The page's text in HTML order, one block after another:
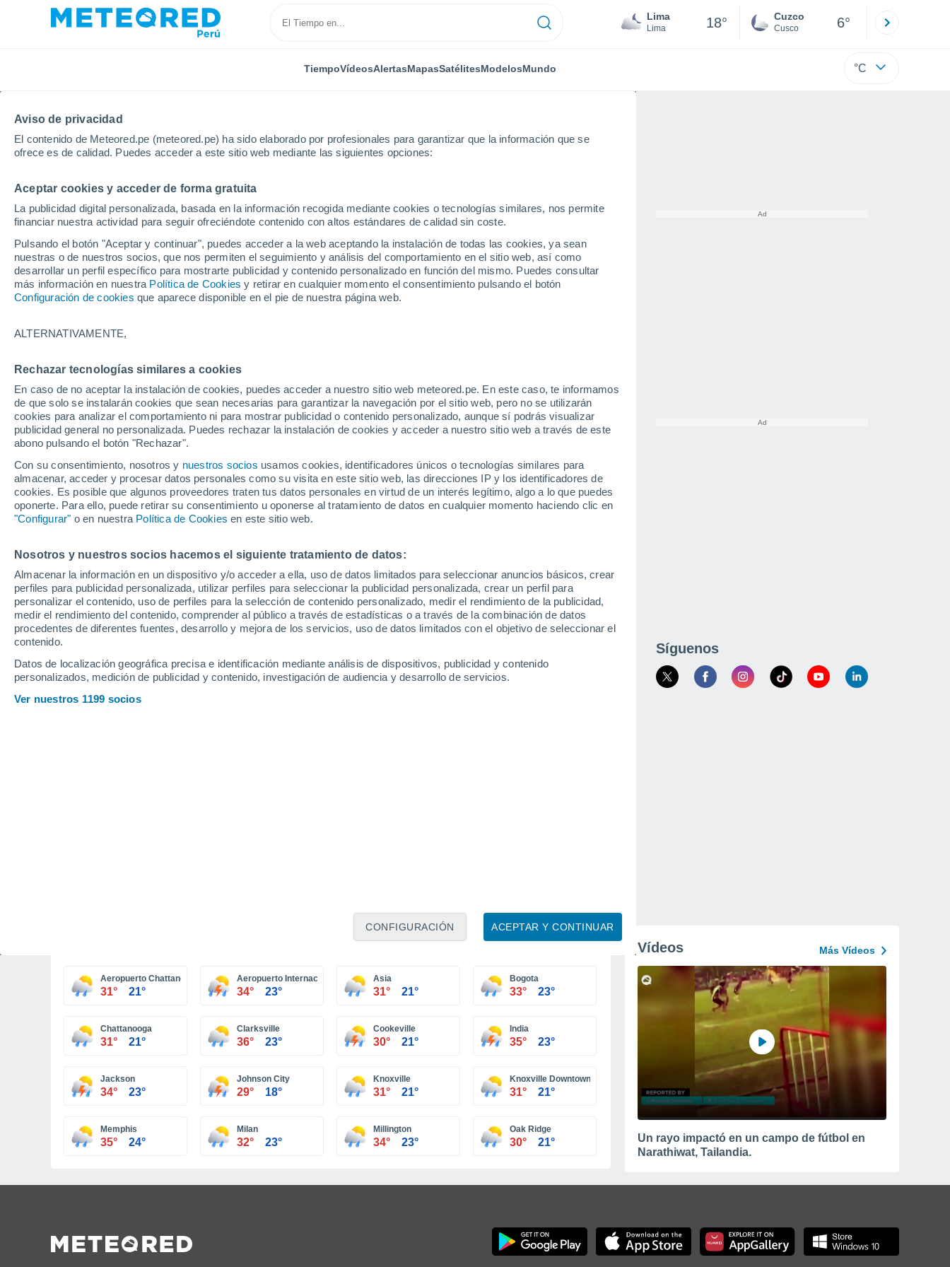
Aviso de privacidad
El contenido de Meteored.pe (meteored.pe) ha sido elaborado por profesionales para garantizar que la información que se
ofrece es de calidad. Puedes acceder a este sitio web mediante las siguientes opciones:
Aceptar cookies y acceder de forma gratuita
La publicidad digital personalizada, basada en la información recogida mediante cookies o tecnologías similares, nos permite
financiar nuestra actividad para seguir ofreciéndote contenido con altos estándares de calidad sin coste.
Pulsando el botón "Aceptar y continuar", puedes acceder a la web aceptando la instalación de todas las cookies, ya sean
nuestras o de nuestros socios, que nos permiten el seguimiento y análisis del comportamiento en el sitio web, así como
desarrollar un perfil específico para mostrarte publicidad y contenido personalizado en función del mismo. Puedes consultar
más información en nuestra Política de Cookies y retirar en cualquier momento el consentimiento pulsando el botón
Configuración de cookies que aparece disponible en el pie de nuestra página web.
ALTERNATIVAMENTE,
Rechazar tecnologías similares a cookies
En caso de no aceptar la instalación de cookies, puedes acceder a nuestro sitio web meteored.pe. En este caso, te informamos
de que solo se instalarán cookies que sean necesarias para garantizar la navegación por el sitio web, pero no se utilizarán
cookies para analizar el comportamiento ni para mostrar publicidad o contenido personalizado, aunque sí podrás visualizar
publicidad general no personalizada. Puedes rechazar la instalación de cookies y acceder a nuestro sitio web a través de este
abono pulsando el botón "Rechazar".
Con su consentimiento, nosotros y nuestros socios usamos cookies, identificadores únicos o tecnologías similares para
almacenar, acceder y procesar datos personales como su visita en este sitio web, las direcciones IP y los identificadores de
cookies. Es posible que algunos proveedores traten tus datos personales en virtud de un interés legítimo, algo a lo que puedes
oponerte. Para ello, puede retirar su consentimiento u oponerse al tratamiento de datos en cualquier momento haciendo clic en
"Configurar" o en nuestra Política de Cookies en este sitio web.
Nosotros y nuestros socios hacemos el siguiente tratamiento de datos:
Almacenar la información en un dispositivo y/o acceder a ella, uso de datos limitados para seleccionar anuncios básicos, crear
perfiles para publicidad personalizada, utilizar perfiles para seleccionar la publicidad personalizada, crear un perfil para
personalizar el contenido, uso de perfiles para la selección de contenido personalizado, medir el rendimiento de la publicidad,
medir el rendimiento del contenido, comprender al público a través de estadísticas o a través de la combinación de datos
procedentes de diferentes fuentes, desarrollo y mejora de los servicios, uso de datos limitados con el objetivo de seleccionar el
contenido.
Datos de localización geográfica precisa e identificación mediante análisis de dispositivos, publicidad y contenido
personalizados, medición de publicidad y contenido, investigación de audiencia y desarrollo de servicios.
Ver nuestros 1199 socios
ACEPTAR Y CONTINUAR
CONFIGURACIÓN
Lima
Lima 18° Cuzco
Cusco 6°
TiempoVídeosAlertasMapasSatélitesModelosMundo °C
Inicio Estados Unidos Estado de Tennessee
Tiempo en el Estado de Tennessee
Hoy, 7 agosto Todo el día Símbolo
23°
Aeropuerto
Internacional
Nashville
35°
24°
31°
36°
34°
23°
Jackson
Johnson
City
31°
21°
Knoxville
33°
Síguenos
Aeropuerto Chattanooga
31° 21°
Aeropuerto Internacional Nashville
34° 23°
Asia
31° 21°
Bogota
33° 23°
Chattanooga
31° 21°
Clarksville
36° 23°
Cookeville
30° 21°
India
35° 23°
Jackson
34° 23°
Johnson City
29° 18°
Knoxville
31° 21°
Knoxville Downtown
31° 21°
Memphis
35° 24°
Milan
32° 23°
Millington
34° 23°
Oak Ridge
30° 21°
Vídeos Más Vídeos
Un rayo impactó en un campo de fútbol en
Narathiwat, Tailandia.